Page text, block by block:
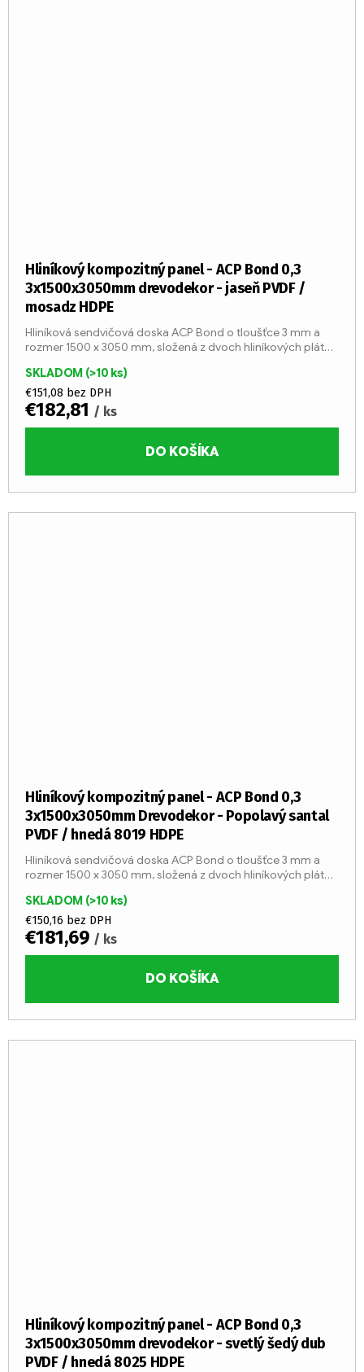
Hliníkový kompozitný panel - ACP Bond 0,3
3x1500x3050mm drevodekor - jaseň PVDF /
mosadz HDPE
SKLADOM (>10 ks)
€151,08 bez DPH
€182,81 / ks
DO KOŠÍKA
Hliníková sendvičová doska ACP Bond o tloušťce 3 mm a
rozmer 1500 x 3050 mm, složená z dvoch hliníkových plátov
oheň...
Hliníkový kompozitný panel - ACP Bond 0,3
3x1500x3050mm Drevodekor - Popolavý santal
PVDF / hnedá 8019 HDPE
SKLADOM (>10 ks)
€150,16 bez DPH
€181,69 / ks
DO KOŠÍKA
Hliníková sendvičová doska ACP Bond o tloušťce 3 mm a
rozmer 1500 x 3050 mm, složená z dvoch hliníkových plátov
oheň...
Hliníkový kompozitný panel - ACP Bond 0,3
3x1500x3050mm drevodekor - svetlý šedý dub
PVDF / hnedá 8025 HDPE